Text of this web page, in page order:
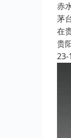
赤
茅
在
贵
23-